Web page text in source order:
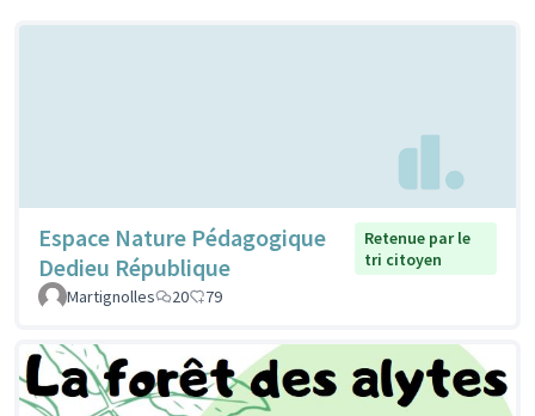
Espace Nature Pédagogique
Dedieu République
Retenue par le
tri citoyen
Martignolles
20 79